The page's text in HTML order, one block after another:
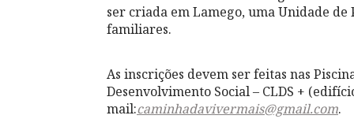
ser criada em Lamego, uma Unidade
familiares.
As inscrições devem ser feitas nas
Desenvolvimento Social – CLDS +
mail:caminhadavivermais@gmail.com.